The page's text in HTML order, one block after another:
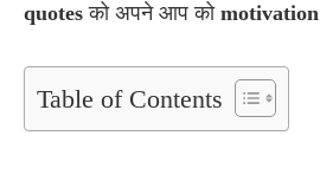
quotes को अपने आप को motivation
Table of Contents